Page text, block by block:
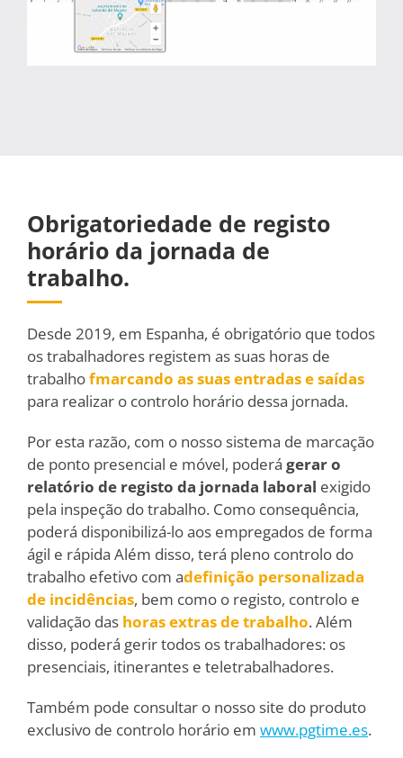
Obrigatoriedade de registo
horário da jornada de
trabalho.
Desde 2019, em Espanha, é obrigatório que todos
os trabalhadores registem as suas horas de
trabalhofmarcando as suas entradas e saídas
para realizar o controlo horário dessa jornada.
Por esta razão, com o nosso sistema de marcação
de ponto presencial e móvel, poderá gerar o
relatório de registo da jornada laboral exigido
pela inspeção do trabalho. Como consequência,
poderá disponibilizá-lo aos empregados de forma
ágil e rápida Além disso, terá pleno controlo do
trabalho efetivo com adefinição personalizada
de incidências, bem como o registo, controlo e
validação das horas extras de trabalho. Além
disso, poderá gerir todos os trabalhadores: os
presenciais, itinerantes e teletrabalhadores.
Também pode consultar o nosso site do produto
exclusivo de controlo horário em www.pgtime.es.